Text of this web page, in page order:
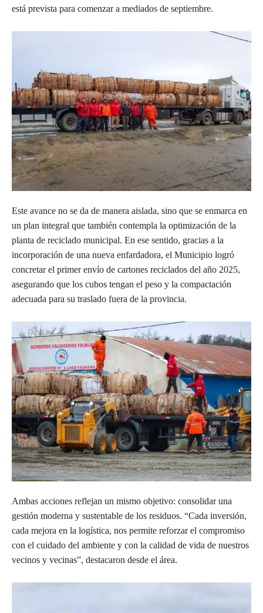
está prevista para comenzar a mediados de septiembre.
Este avance no se da de manera aislada, sino que se enmarca en
un plan integral que también contempla la optimización de la
planta de reciclado municipal. En ese sentido, gracias a la
incorporación de una nueva enfardadora, el Municipio logró
concretar el primer envío de cartones reciclados del año 2025,
asegurando que los cubos tengan el peso y la compactación
adecuada para su traslado fuera de la provincia.
Ambas acciones reflejan un mismo objetivo: consolidar una
gestión moderna y sustentable de los residuos. “Cada inversión,
cada mejora en la logística, nos permite reforzar el compromiso
con el cuidado del ambiente y con la calidad de vida de nuestros
vecinos y vecinas”, destacaron desde el área.